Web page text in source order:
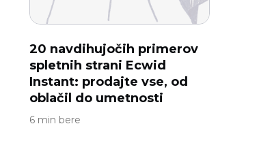
20 navdihujočih primerov
spletnih strani Ecwid
Instant: prodajte vse, od
oblačil do umetnosti
6 min bere